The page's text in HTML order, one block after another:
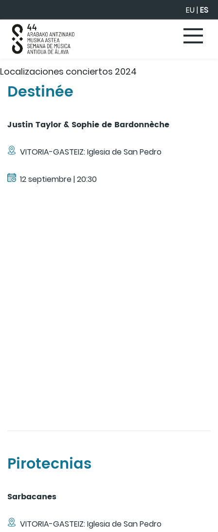
EU|ES
Localizaciones conciertos 2024
Destinée
Justin Taylor & Sophie de Bardonnèche
VITORIA-GASTEIZ: Iglesia de San Pedro
12 septiembre | 20:30
Pirotecnias
Sarbacanes
VITORIA-GASTEIZ: Iglesia de San Pedro